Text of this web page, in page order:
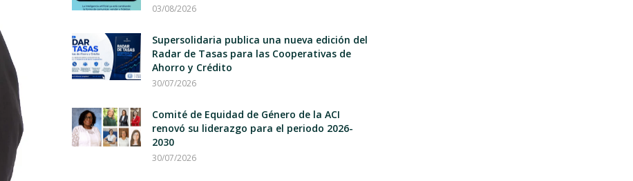
03/08/2026
Supersolidaria publica una nueva edición del
Radar de Tasas para las Cooperativas de
Ahorro y Crédito
30/07/2026
Comité de Equidad de Género de la ACI
renovó su liderazgo para el periodo 2026-
2030
30/07/2026